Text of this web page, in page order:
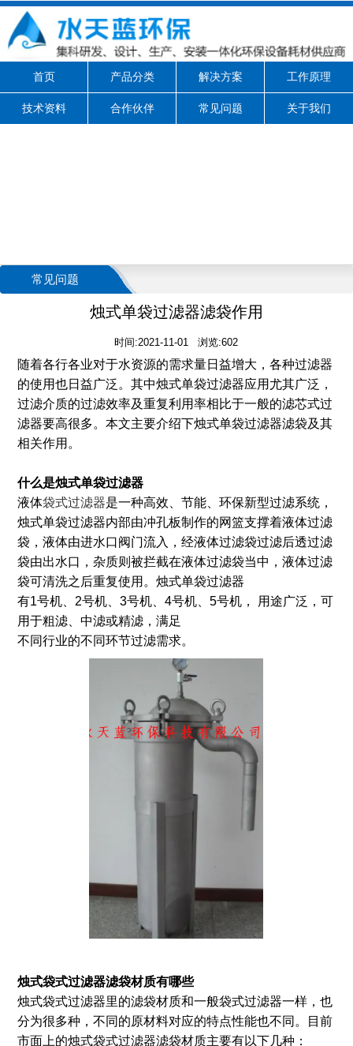
首页 产品分类 解决方案 工作原理
技术资料 合作伙伴 常见问题 关于我们
常见问题
烛式单袋过滤器滤袋作用
时间:2021-11-01 浏览:602
随着各行各业对于水资源的需求量日益增大，各种过滤器
的使用也日益广泛。其中烛式单袋过滤器应用尤其广泛，
过滤介质的过滤效率及重复利用率相比于一般的滤芯式过
滤器要高很多。本文主要介绍下烛式单袋过滤器滤袋及其
相关作用。
什么是烛式单袋过滤器
液体袋式过滤器是一种高效、节能、环保新型过滤系统，
烛式单袋过滤器内部由冲孔板制作的网篮支撑着液体过滤
袋，液体由进水口阀门流入，经液体过滤袋过滤后透过滤
袋由出水口，杂质则被拦截在液体过滤袋当中，液体过滤
袋可清洗之后重复使用。烛式单袋过滤器
有1号机、2号机、3号机、4号机、5号机， 用途广泛，可
用于粗滤、中滤或精滤，满足
不同行业的不同环节过滤需求。
烛式袋式过滤器滤袋材质有哪些
烛式袋式过滤器里的滤袋材质和一般袋式过滤器一样，也
分为很多种，不同的原材料对应的特点性能也不同。目前
市面上的烛式袋式过滤器滤袋材质主要有以下几种：